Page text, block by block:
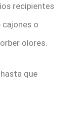
recipientes
o
olores.
que